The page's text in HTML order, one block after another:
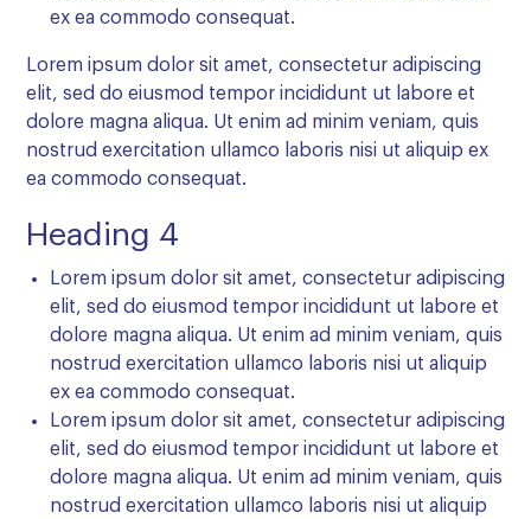
ex ea commodo consequat.
Lorem ipsum dolor sit amet, consectetur adipiscing
elit, sed do eiusmod tempor incididunt ut labore et
dolore magna aliqua. Ut enim ad minim veniam, quis
nostrud exercitation ullamco laboris nisi ut aliquip ex
ea commodo consequat.
Heading 4
Lorem ipsum dolor sit amet, consectetur adipiscing
elit, sed do eiusmod tempor incididunt ut labore et
dolore magna aliqua. Ut enim ad minim veniam, quis
nostrud exercitation ullamco laboris nisi ut aliquip
ex ea commodo consequat.
Lorem ipsum dolor sit amet, consectetur adipiscing
elit, sed do eiusmod tempor incididunt ut labore et
dolore magna aliqua. Ut enim ad minim veniam, quis
nostrud exercitation ullamco laboris nisi ut aliquip